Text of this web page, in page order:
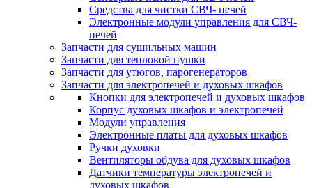
Средства для чистки СВЧ- печей
Электронные модули управления для СВЧ-
печей
Запчасти для сушильных машин
Запчасти для тепловой пушки
Запчасти для утюгов, парогенераторов
Запчасти для электропечей и духовых шкафов
Кнопки для электропечей и духовых шкафов
Корпус духовых шкафов и электропечей
Модули управления
Электронные платы для духовых шкафов
Ручки духовки
Вентиляторы обдува для духовых шкафов
Датчики температуры электропечей и
духовых шкафов